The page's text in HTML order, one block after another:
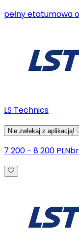
pełny etatumowa
LS Technics
Nie zwlekaj z aplikacją!
7 200 - 8 200 PLN